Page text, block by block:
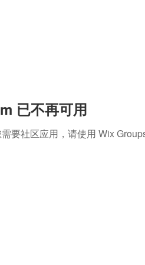
已不再可用
要社区应用，请使用 Wix